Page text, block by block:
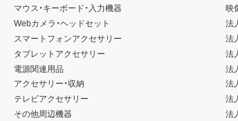
マウス・キーボード・入力機器
Webカメラ・ヘッドセット
スマートフォンアクセサリー
タブレットアクセサリー
電源関連用品
アクセサリー・収納
テレビアクセサリー
その他周辺機器
映
法
法
法
法
法
法
法